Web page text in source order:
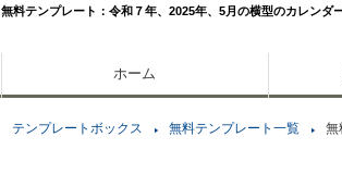
無料テンプレート：令和７年、2025年、5月の横型のカレンダ
ホーム
テンプレートボックス 無料テンプレート一覧 無